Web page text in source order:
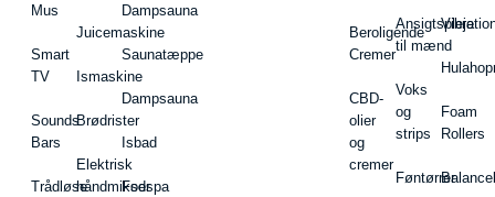
Mus
Smart
TV
Sounds
Bars
Trådløse
Juicemaskine
Ismaskine
Brødrister
Elektrisk
håndmikser
Dampsauna
Saunatæppe
Dampsauna
Isbad
Fodspa
Beroligende
Cremer
CBD-
olier
og
cremer
Ansigtspleje
til mænd
Voks
og
strips
Føntørrer
Foam
Rollers